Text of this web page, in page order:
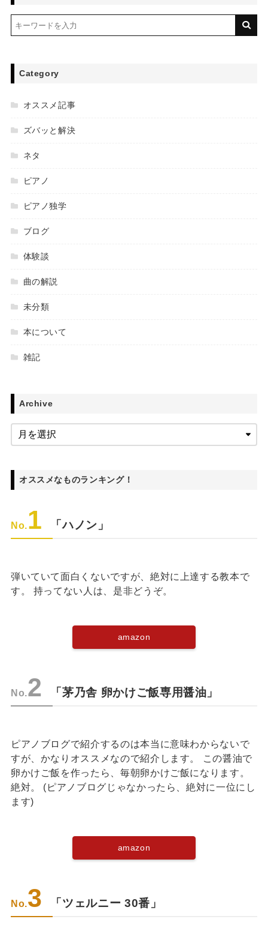
Category
オススメ記事
ズバッと解決
ネタ
ピアノ
ピアノ独学
ブログ
体験談
曲の解説
未分類
本について
雑記
Archive
オススメなものランキング！
No.1 「ハノン」
弾いていて面白くないですが、絶対に上達する教本で
す。 持ってない人は、是非どうぞ。
amazon
No.2 「茅乃舎 卵かけご飯専用醤油」
ピアノブログで紹介するのは本当に意味わからないで
すが、かなりオススメなので紹介します。 この醤油で
卵かけご飯を作ったら、毎朝卵かけご飯になります。
絶対。 (ピアノブログじゃなかったら、絶対に一位にし
ます)
amazon
No.3 「ツェルニー 30番」